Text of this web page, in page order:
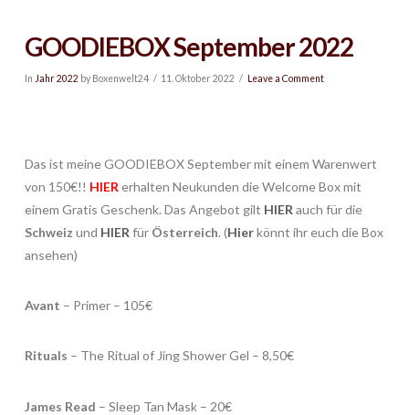
GOODIEBOX September 2022
In Jahr 2022 by Boxenwelt24 11. Oktober 2022 Leave a Comment
Das ist meine GOODIEBOX September mit einem Warenwert
von 150€!! HIER erhalten Neukunden die Welcome Box mit
einem Gratis Geschenk. Das Angebot gilt HIER auch für die
Schweiz und HIER für Österreich. (Hierkönnt ihr euch die Box
ansehen)
Avant – Primer – 105€
Rituals – The Ritual of Jing Shower Gel – 8,50€
James Read – Sleep Tan Mask – 20€